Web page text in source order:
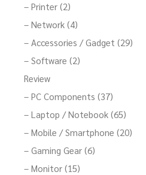
– Printer (2)
– Network (4)
– Accessories / Gadget (29)
– Software (2)
Review
– PC Components (37)
– Laptop / Notebook (65)
– Mobile / Smartphone (20)
– Gaming Gear (6)
– Monitor (15)